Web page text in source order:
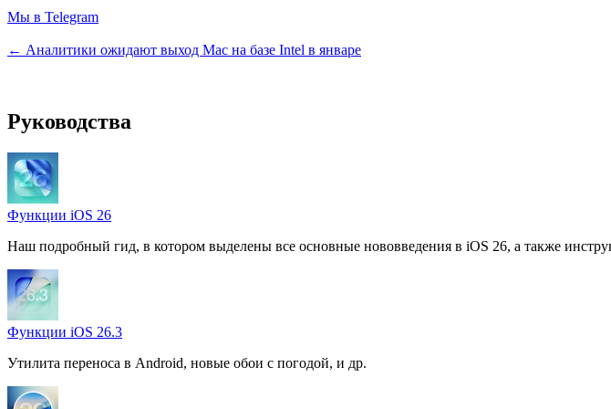
Мы в Telegram
← Аналитики ожидают выход Mac на базе Intel в январе
Руководства
Функции iOS 26
Наш подробный гид, в котором выделены все основные нововведения в iOS 26, а также
Функции iOS 26.3
Утилита переноса в Android, новые обои с погодой, и др.